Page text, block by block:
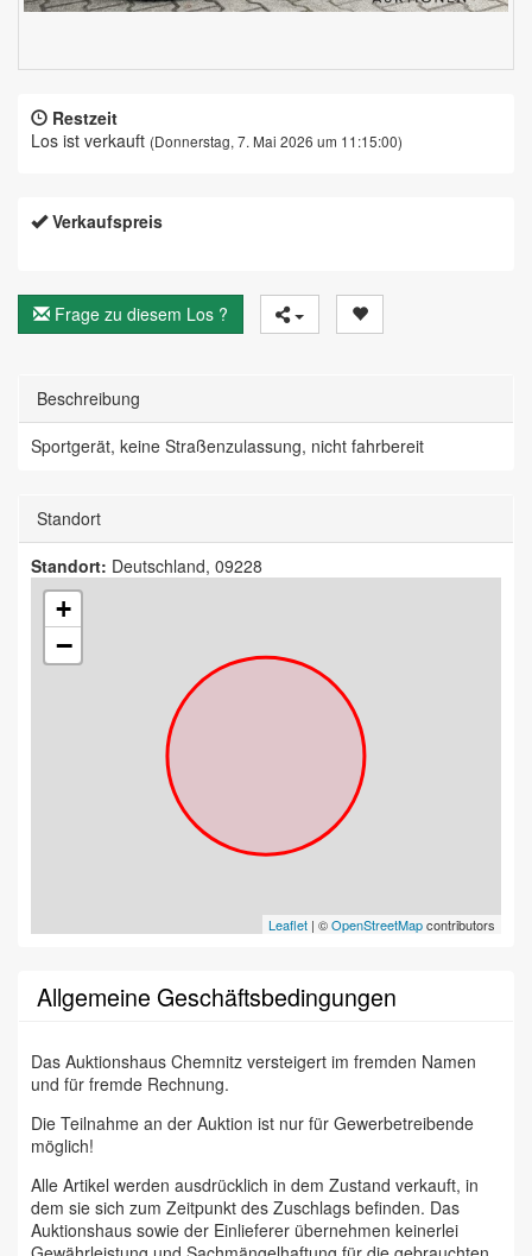
Restzeit
Los ist verkauft (Donnerstag, 7. Mai 2026 um 11:15:00)
Verkaufspreis
Frage zu diesem Los ?
Beschreibung
Sportgerät, keine Straßenzulassung, nicht fahrbereit
Standort
Standort: Deutschland, 09228
+
−
Leaflet | ©OpenStreetMapcontributors
Allgemeine Geschäftsbedingungen
Das Auktionshaus Chemnitz versteigert im fremden Namen
und für fremde Rechnung.
Die Teilnahme an der Auktion ist nur für Gewerbetreibende
möglich!
Alle Artikel werden ausdrücklich in dem Zustand verkauft, in
dem sie sich zum Zeitpunkt des Zuschlags befinden. Das
Auktionshaus sowie der Einlieferer übernehmen keinerlei